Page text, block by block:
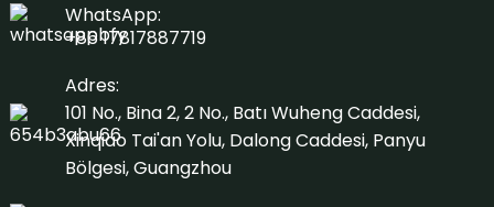
WhatsApp:
+86 17817887719
Adres:
101 No., Bina 2, 2 No., Batı Wuheng Caddesi,
Xinqiao Tai'an Yolu, Dalong Caddesi, Panyu
Bölgesi, Guangzhou